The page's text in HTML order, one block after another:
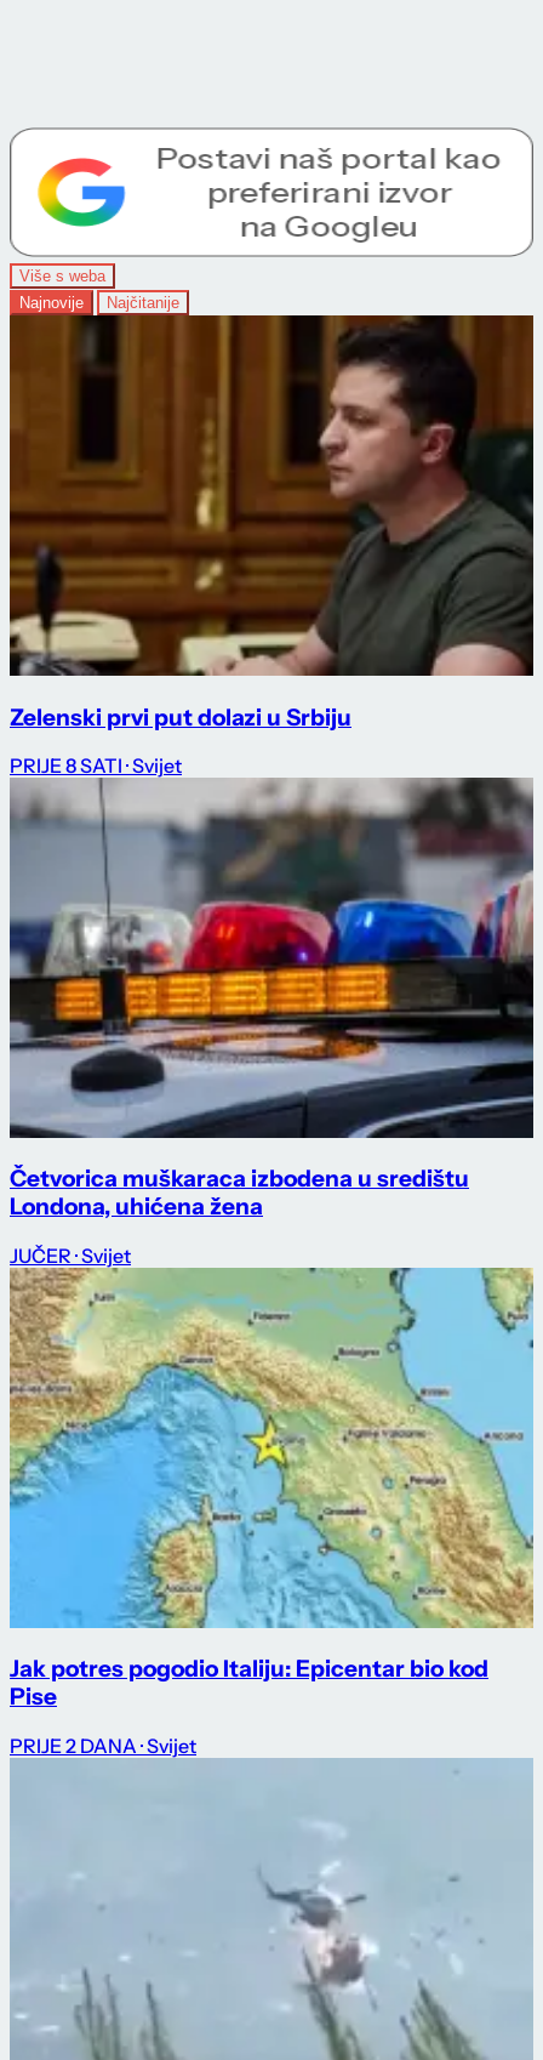
Više s weba
Najnovije
Najčitanije
Zelenski prvi put dolazi u Srbiju
PRIJE 8 SATI · Svijet
Četvorica muškaraca izbodena u središtu
Londona, uhićena žena
JUČER · Svijet
Jak potres pogodio Italiju: Epicentar bio kod
Pise
PRIJE 2 DANA · Svijet